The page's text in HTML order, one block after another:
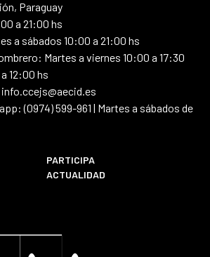
Paraguay
a 21:00 hs
a sábados 10:00 a 21:00 hs
Martes a viernes 10:00 a 17:30
12:00 hs
(0974) 599-961 | Martes a sábados de
PARTICIPA
ACTUALIDAD